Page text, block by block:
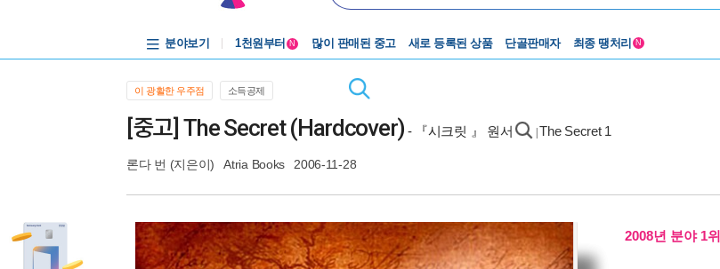
분야보기
1천원부터
N 많이 판매된 중고 새로 등록된 상품 단골판매자 최종 땡처리 N
이 광활한 우주점 소득공제
[중고] The Secret (Hardcover) - 『시크릿 』 원서 The Secret 1
론다 번 (지은이) Atria Books 2006-11-28
2008년 분야 1위